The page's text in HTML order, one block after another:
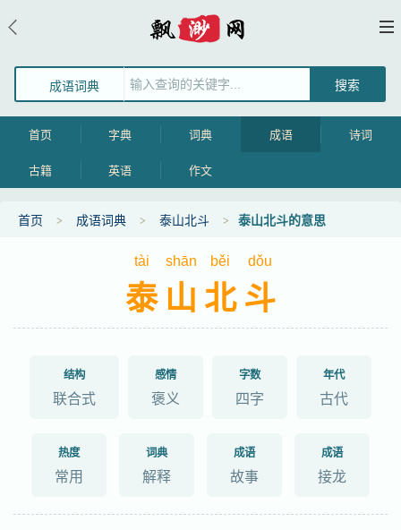
成语词典
首页 字典 词典 成语 诗词
古籍 英语 作文
首页 成语词典 泰山北斗 泰山北斗的意思
tài shān běi dǒu
泰山北斗
结构
联合式
感情
褒义
字数
四字
年代
古代
热度
常用
词典
解释
成语
故事
成语
接龙